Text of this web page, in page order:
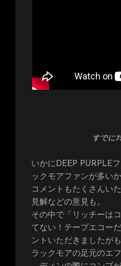
すでに
いかにDEEP PURPLE
ックモアファンが多い
コメントもたくさんい
見解などの意見も。
その中で「リッチーは
てない！テープエコー
ントいただきましたが
ラックモアの足元のエ